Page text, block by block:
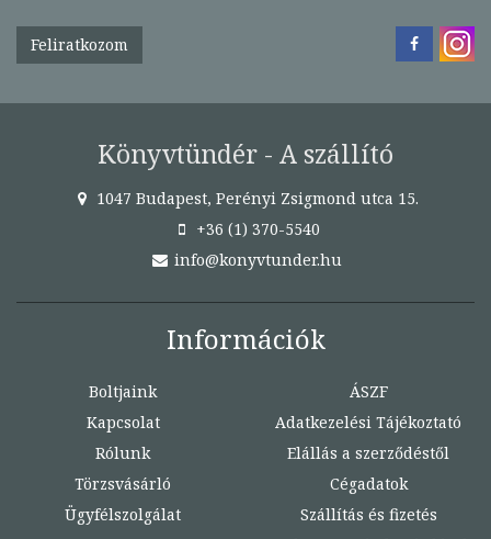
Feliratkozom
Könyvtündér - A szállító
1047 Budapest, Perényi Zsigmond utca 15.
+36 (1) 370-5540
info@konyvtunder.hu
Információk
Boltjaink
Kapcsolat
Rólunk
Törzsvásárló
Ügyfélszolgálat
ÁSZF
Adatkezelési Tájékoztató
Elállás a szerződéstől
Cégadatok
Szállítás és fizetés